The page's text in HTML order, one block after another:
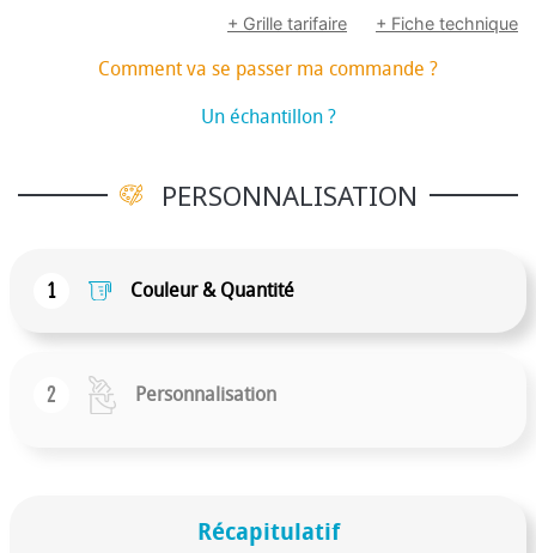
+ Grille tarifaire
+ Fiche technique
Comment va se passer ma commande ?
Un échantillon ?
PERSONNALISATION
1 Couleur & Quantité
2 Personnalisation
Récapitulatif